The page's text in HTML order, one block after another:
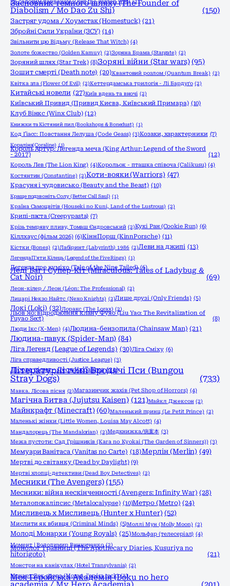
За садовим парканом (Over the garden wall) (2)
Засновник темного шляху (The Founder of
Diabolism / Mo Dao Zu Shi) (150)
Застряг удома / Хоумстак (Homestuck) (21)
Збройні Сили України (ЗСУ) (14)
Звільнити цю Відьму (Release That Witch) (4)
Золоте божество (Golden Kamuy) (2)Зоряна Брама (Stargate) (2)
Зоряний шлях (Star Trek) (8)Зоряні війни (Star wars) (95)
Зошит смерті (Death note) (20)Квантовий розлом (Quantum Break) (2)
Квітка зла (Flower Of Evil) (2)Кеттердамська трилогія - Лі Бардуґо (2)
Китайські новели (27)Київ вдень та вночі (2)
Київський Привид (Привид Києва, Київський Примара) (10)
Клуб Вінкс (Winx Club) (12)
Книжки та Кістяний пил (Bookshops & Bonedust) (1)
Код Ґіасс: Повстання Лелуша (Code Geass) (3)Козаки, характерники (7)
Кораліна(Coraline) (1)
Король Артур: Легенда меча (King Arthur: Legend of the Sword
- 2017) (12)
Король Лев (The Lion King) (4)Корольок - пташка співоча (Calikusu) (4)
Костянтин (Constantine) (2)Коти-вояки (Warriors) (47)
Красуня і чудовисько (Beauty and the Beast) (10)
Краще подзвоніть Солу (Better Call Saul) (1)
Країна Самоцвітів (Houseki no Kuni, Land of the Lustrous) (2)
Крипі-паста (Creepypasta) (7)
Крізь темряву пливу, Томаш Єндровський (2)Кукі Ран (Cookie Run) (6)
Кіллхаус (фільм 2026) (6)КіннПорш (KinnPorsche) (11)
Кістки (Bones) (2)Лабіринт (Labyrinth) 1986 (2)Леви на джипі (13)
Легенда П'яти Кілець (Legend of the Five Rings) (1)
Легенда про куміхо (Tale of the Nine Tailed) (6)
Леді Баг і Супер-Кіт (Miraculous: Tales of Ladybug &
Cat Noir)
(69)
Леон-кілер / Леон (Léon: The Professional) (2)
Лицарі Некзо Найтс (Nexo Knights) (2)Лише друзі (Only Friends) (5)
Локі (Loki) (32)Лоракс (The Lorax) (2)
Льов Яо: відродження клану Фуяо (Liu Yao: The Revitalization of
Fuyao Sect)
(8)
Люди Ікс (X-Men) (4)Людина-бензопила (Chainsaw Man) (21)
Людина-павук (Spider-Man) (84)
Ліга Легенд (League of Legends) (30)Ліга Сміху (6)
Ліга справедливості (Justice League) (3)
Лісова пісня - Леся Українка (21)
Літературні генії Бродячі Пси (Bungou
Stray Dogs)
(733)
Мавка. Лісова пісня (2)Магазинчик жахів (Pet Shop of Horrors) (4)
Магічна Битва (Jujutsu Kaisen) (121)Майкл Джексон (2)
Майнкрафт (Minecraft) (60)Маленький принц (Le Petit Prince) (2)
Маленькі жінки (Little Women, Louisa May Alcott) (4)
Мандалорець (The Mandalorian) (2)Медкнижка/病案本 (3)
Межа пустоти: Сад Грішників (Kara no Kyokai (The Garden of Sinners)) (3)
Мемуари Ванітаса (Vanitas no Carte) (18)Мерлін (Merlin) (49)
Мертві до світанку (Dead by Daylight) (9)
Мертві хлопці-детективи (Dead Boy Detectives) (2)
Месники (The Avengers) (155)
Месники: війна нескінченності (Avengers: Infinity War) (28)
Металопокаліпсис (Metalocalypse) (10)Метро (Metro) (24)
Мисливець х Мисливець (Hunter x Hunter) (52)
Мислити як вбивця (Criminal Minds) (5)Моллі Мун (Molly Moon) (2)
Молоді Монархи (Young Royals) (25)Мольфар (телесеріал) (4)
Момент | Володимир Винниченко (2)
Монолог Травниці (The Apothecary Diaries, Kusuriya no
hitorigoto)
(21)
Монстри на канікулах (Hotel Transylvania) (2)
Моцарт. Рок опера (Mozart, l'opéra rock) (2)
Моя Геройська Академія (Boku no hero